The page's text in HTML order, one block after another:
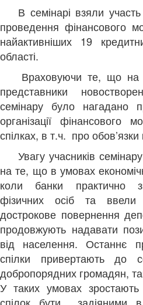
В семінарі взяли
проведення фінансового
найактивніших 19
області.
Враховуючи те, що на
представники
семінару було нагадано
організації фінансового
спілках, в т.ч. про
Увагу учасників
на те, що в умовах
коли банки практично
фізичних осіб та
дострокове повернення
продовжують надавати
від населення. Останнє
спілки привертають до
добропорядних громадян,
У таких умовах